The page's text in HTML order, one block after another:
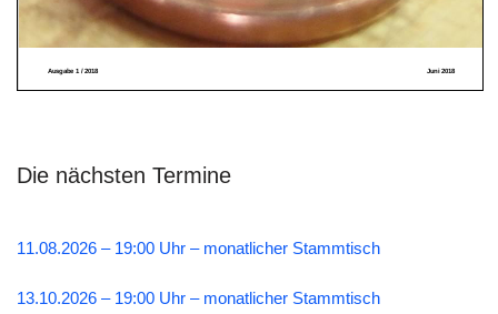
Die nächsten Termine
11.08.2026 – 19:00 Uhr – monatlicher Stammtisch
13.10.2026 – 19:00 Uhr – monatlicher Stammtisch